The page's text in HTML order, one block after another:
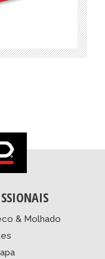
& Molhado